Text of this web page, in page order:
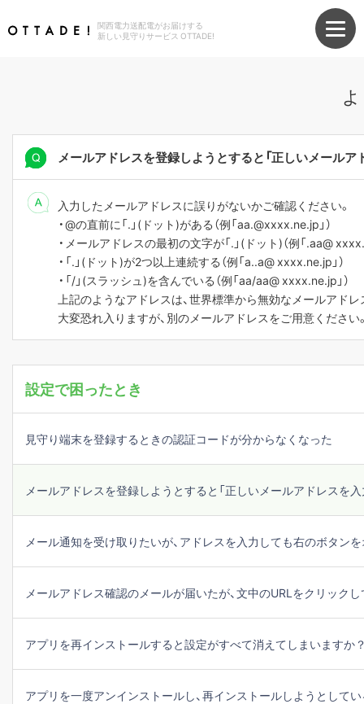
関西電力送配電がお届けする
新しい見守りサービス OTTADE!
メールアドレスを登録しようとすると「正しいメール
入力したメールアドレスに誤りがないかご確認ください。
・@の直前に「.」(ドット)がある（例「aa.@xxxx.ne.jp」）
・メールアドレスの最初の文字が「.」(ドット)（例「.aa@
・「.」(ドット)が2つ以上連続する（例「a..a@ xxxx.ne.jp」）
・「/」(スラッシュ)を含んでいる（例「aa/aa@ xxxx.ne.jp」）
上記のようなアドレスは、世界標準から無効なメールアド
大変恐れ入りますが、別のメールアドレスをご用意ください
設定で困ったとき
見守り端末を登録するときの認証コードが分からなくなった
メールアドレスを登録しようとすると「正しいメールアドレスを
メール通知を受け取りたいが、アドレスを入力しても右のボタンを
メールアドレス確認のメールが届いたが、文中のURLをクリック
アプリを再インストールすると設定がすべて消えてしまいますか
アプリを一度アンインストールし、再インストールしようとしてい